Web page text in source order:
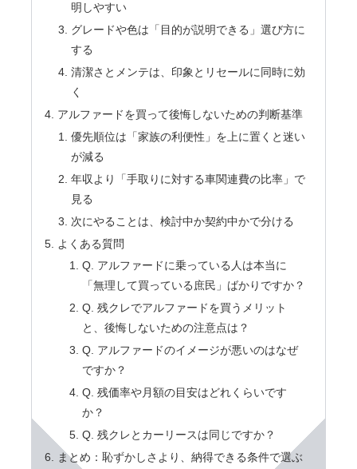
明しやすい
グレードや色は「目的が説明できる」選び方に
する
清潔さとメンテは、印象とリセールに同時に効
く
アルファードを買って後悔しないための判断基準
優先順位は「家族の利便性」を上に置くと迷い
が減る
年収より「手取りに対する車関連費の比率」で
見る
次にやることは、検討中か契約中かで分ける
よくある質問
Q. アルファードに乗っている人は本当に
「無理して買っている庶民」ばかりですか？
Q. 残クレでアルファードを買うメリット
と、後悔しないための注意点は？
Q. アルファードのイメージが悪いのはなぜ
ですか？
Q. 残価率や月額の目安はどれくらいです
か？
Q. 残クレとカーリースは同じですか？
まとめ：恥ずかしさより、納得できる条件で選ぶ